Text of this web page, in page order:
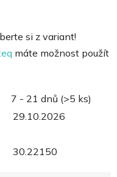
si z variant!
máte možnost použít
7 - 21 dnů (>5 ks)
29.10.2026
30.22150